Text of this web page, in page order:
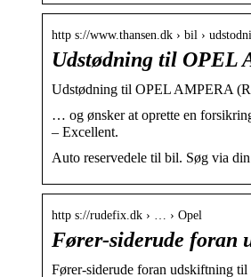
http s://www.thansen.dk › bil ›
Udstødning til OPEL
Udstødning til OPEL AMPERA
… og ønsker at oprette en
– Excellent.
Auto reservedele til bil. Søg via
http s://rudefix.dk › … › Opel
Fører-siderude foran
Fører-siderude foran udskiftning